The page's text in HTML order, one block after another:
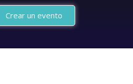
Crear un evento